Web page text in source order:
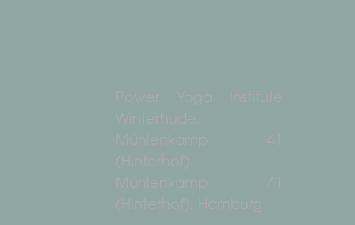
Power Yoga Institute
Winterhude,
Mühlenkamp 41
(Hinterhof)
Mühlenkamp 41
(Hinterhof), Hamburg